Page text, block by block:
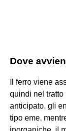
Dove
Il ferro viene
quindi nel
anticipato, gli
tipo eme,